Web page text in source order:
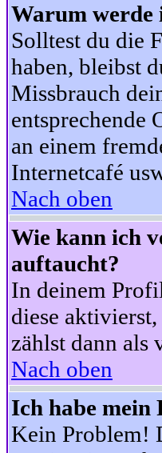
Warum werde
Solltest du die
haben, bleibst
Missbrauch
entsprechende
an einem
Internetcafé
Nach oben
Wie kann ich
auftaucht?
In deinem
diese
zählst dann als
Nach oben
Ich habe mein
Kein Problem!